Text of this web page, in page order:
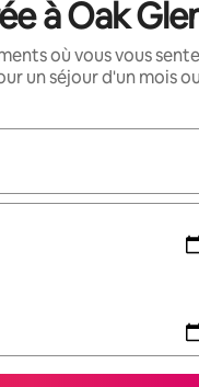
à Oak
où vous vous
un séjour d'un mois ou
utilisez les